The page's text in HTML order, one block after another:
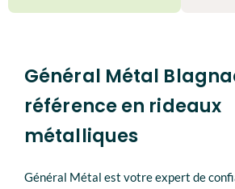
Général Métal
référence en rideaux
métalliques
Général Métal est votre expert de